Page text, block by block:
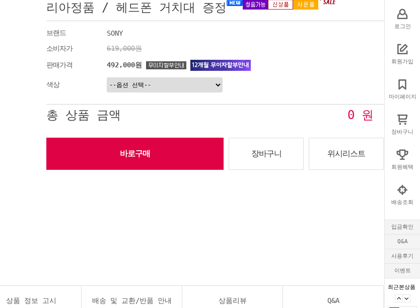
로그인
회원가입
마이페이지
장바구니
회원혜택
배송조회
입금확인
Q&A
사용후기
이벤트
최근본상품
리아정품 / 헤드폰 거치대 증정
브랜드
SONY
소비자가
619,000원
판매가격 492,000원
색상
총 상품 금액 0 원
바로구매 장바구니 위시리스트
상품 정보 고시 배송 및 교환/반품 안내 상품리뷰 Q&A